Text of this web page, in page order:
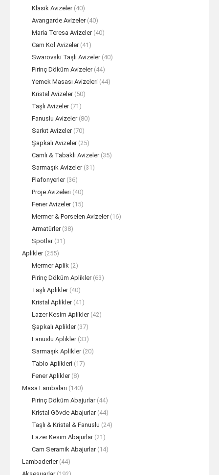
Klasik Avizeler (40)
Avangarde Avizeler (40)
Maria Teresa Avizeler (40)
Cam Kol Avizeler (41)
Swarovski Taşlı Avizeler (40)
Pirinç Döküm Avizeler (44)
Yemek Masası Avizeleri (44)
Kristal Avizeler (50)
Taşlı Avizeler (71)
Fanuslu Avizeler (80)
Sarkıt Avizeler (70)
Şapkalı Avizeler (25)
Camlı & Tabaklı Avizeler (35)
Sarmaşık Avizeler (31)
Plafonyerler (36)
Proje Avizeleri (40)
Fener Avizeler (15)
Mermer & Porselen Avizeler (16)
Armatürler (38)
Spotlar (31)
Aplikler (255)
Mermer Aplik (2)
Pirinç Döküm Aplikler (63)
Taşlı Aplikler (40)
Kristal Aplikler (41)
Lazer Kesim Aplikler (42)
Şapkalı Aplikler (37)
Fanuslu Aplikler (33)
Sarmaşık Aplikler (20)
Tablo Aplikleri (17)
Fener Aplikler (8)
Masa Lambalari (140)
Pirinç Döküm Abajurlar (44)
Kristal Gövde Abajurlar (44)
Taşlı & Kristal & Fanuslu (24)
Lazer Kesim Abajurlar (21)
Cam Seramik Abajurlar (14)
Lambaderler (44)